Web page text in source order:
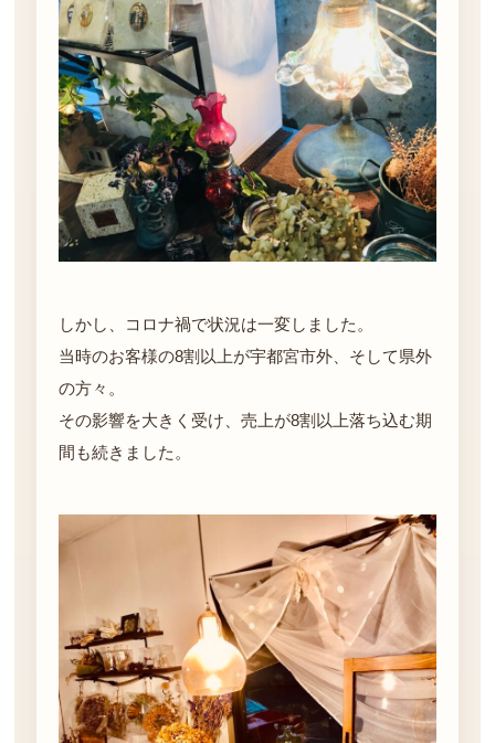
しかし、コロナ禍で状況は一変しました。
当時のお客様の8割以上が宇都宮市外、そして県外
の方々。
その影響を大きく受け、売上が8割以上落ち込む期
間も続きました。